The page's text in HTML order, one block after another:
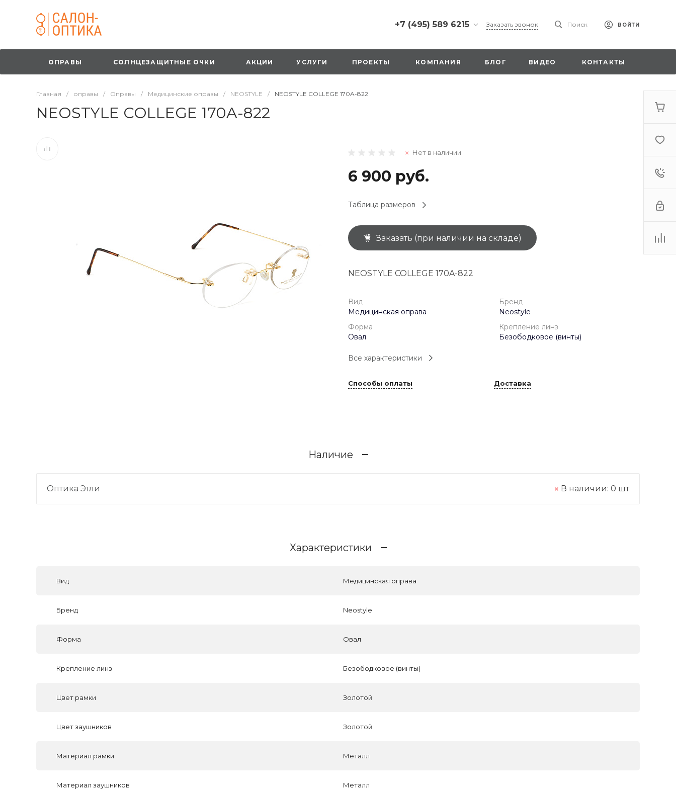
+7 (495) 589 6215
+7 (495) 589 6215
г. Москва, Русаковская
ул., д.1, вход с улицы со
стороны ТТК
г. Москва,
оранжевая вывеска
напротив «Перекрестка»
на 1 этаже
1 мая: 10:00-19:00
+7 (926) 092 4274
г. Королёв, пр-т
(0-9)
1 мая: 10:00-19:00
9 мая: 10:00-19:00
Заказать звонок Поиск ВОЙТИ
ОПРАВЫ СОЛНЦЕЗАЩИТНЫЕ ОЧКИ АКЦИИ УСЛУГИ ПРОЕКТЫ КОМПАНИЯ БЛОГ ВИДЕО КОНТАКТЫ
Главная / оправы / Оправы / Медицинские оправы / NEOSTYLE / NEOSTYLE COLLEGE 170A-822
NEOSTYLE COLLEGE 170A-822
Нет в наличии
6 900 руб.
Таблица размеров
Заказать (при наличии на складе)
NEOSTYLE COLLEGE 170A-822
Вид
Медицинская оправа
Бренд
Neostyle
Форма
Овал
Крепление линз
Безободковое (винты)
Все характеристики
Способы оплаты Доставка
Наличие
Оптика Этли В наличии: 0 шт
Характеристики
Вид Медицинская оправа
Бренд Neostyle
Форма Овал
Крепление линз Безободковое (винты)
Цвет рамки Золотой
Цвет заушников Золотой
Материал рамки Металл
Материал заушников Металл